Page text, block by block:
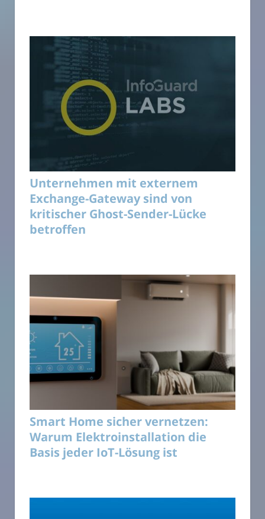
Unternehmen mit externem
Exchange-Gateway sind von
kritischer Ghost-Sender-Lücke
betroffen
Smart Home sicher vernetzen:
Warum Elektroinstallation die
Basis jeder IoT-Lösung ist